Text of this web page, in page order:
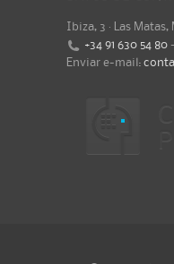
Ibiza, 3 · Las
+34 91 630 54 80 -
Enviar e-mail: